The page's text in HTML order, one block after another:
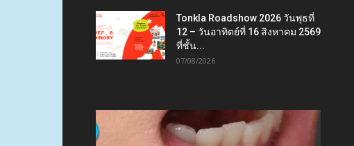
Tonkla Roadshow 2026 วันพุธที่
12 – วันอาทิตย์ที่ 16 สิงหาคม 2569
ที่ชั้น...
07/08/2026